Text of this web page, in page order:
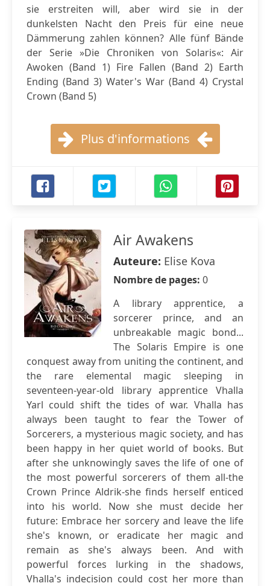
sie erstreiten will, aber wird sie in der
dunkelsten Nacht den Preis für eine neue
Dämmerung zahlen können? Alle fünf Bände
der Serie »Die Chroniken von Solaris«: Air
Awoken (Band 1) Fire Fallen (Band 2) Earth
Ending (Band 3) Water's War (Band 4) Crystal
Crown (Band 5)
Plus d'informations
Air Awakens
Auteure: Elise Kova
Nombre de pages: 0
A library apprentice, a
sorcerer prince, and an
unbreakable magic bond...
The Solaris Empire is one
conquest away from uniting the continent, and
the rare elemental magic sleeping in
seventeen-year-old library apprentice Vhalla
Yarl could shift the tides of war. Vhalla has
always been taught to fear the Tower of
Sorcerers, a mysterious magic society, and has
been happy in her quiet world of books. But
after she unknowingly saves the life of one of
the most powerful sorcerers of them all-the
Crown Prince Aldrik-she finds herself enticed
into his world. Now she must decide her
future: Embrace her sorcery and leave the life
she's known, or eradicate her magic and
remain as she's always been. And with
powerful forces lurking in the shadows,
Vhalla's indecision could cost her more than